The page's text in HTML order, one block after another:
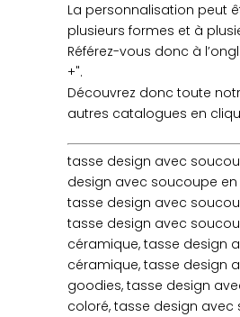
La personnalisation peut
plusieurs formes et à
Référez-vous donc à
+".
Découvrez donc toute
autres catalogues en
tasse design avec
design avec soucoupe
tasse design avec
tasse design avec
céramique, tasse design
céramique, tasse design
goodies, tasse design
coloré, tasse design avec